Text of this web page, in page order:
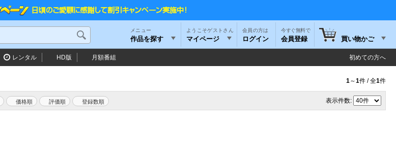
メニュー
作品を探す
ようこそゲストさん
マイページ ログイン
今すぐ無料で
会員登録 買い物かご
レンタル HD版 月額番組 初めての方へ
1～1件 / 全1件
価格順 評価順 表示件数: